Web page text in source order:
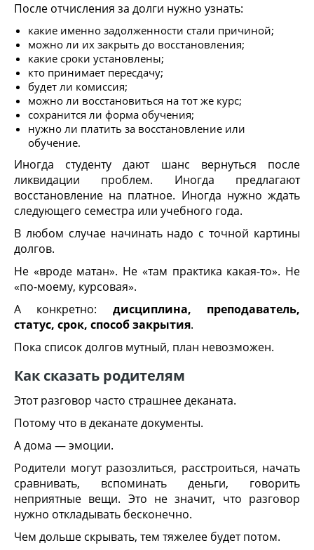
После отчисления за долги нужно узнать:
какие именно задолженности стали причиной;
можно ли их закрыть до восстановления;
какие сроки установлены;
кто принимает пересдачу;
будет ли комиссия;
можно ли восстановиться на тот же курс;
сохранится ли форма обучения;
нужно ли платить за восстановление или
обучение.
Иногда студенту дают шанс вернуться после
ликвидации проблем. Иногда предлагают
восстановление на платное. Иногда нужно ждать
следующего семестра или учебного года.
В любом случае начинать надо с точной картины
долгов.
Не «вроде матан». Не «там практика какая-то». Не
«по-моему, курсовая».
А конкретно: дисциплина, преподаватель,
статус, срок, способ закрытия.
Пока список долгов мутный, план невозможен.
Как сказать родителям
Этот разговор часто страшнее деканата.
Потому что в деканате документы.
А дома — эмоции.
Родители могут разозлиться, расстроиться, начать
сравнивать, вспоминать деньги, говорить
неприятные вещи. Это не значит, что разговор
нужно откладывать бесконечно.
Чем дольше скрывать, тем тяжелее будет потом.